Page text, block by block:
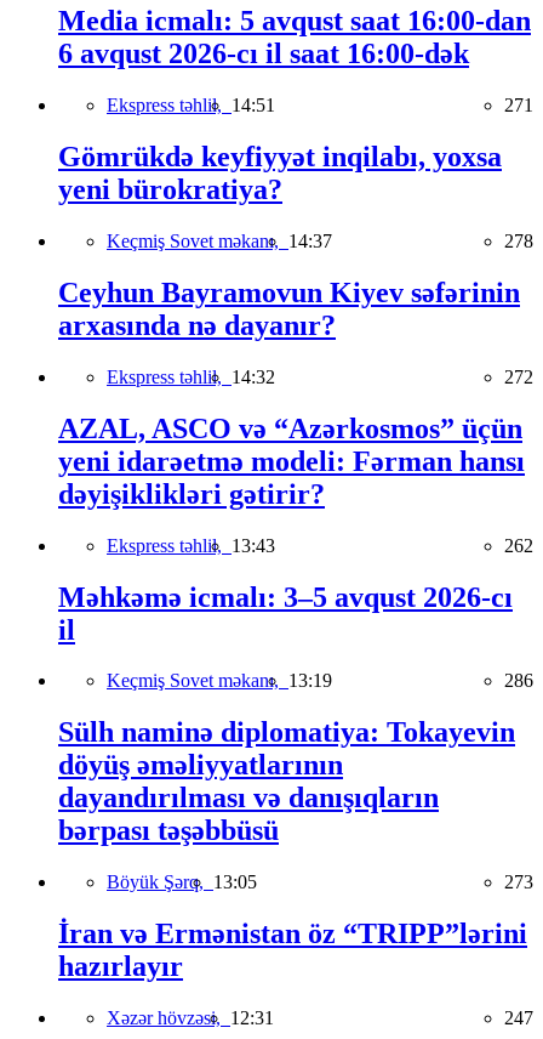
Media icmalı: 5 avqust saat 16:00-dan
6 avqust 2026-cı il saat 16:00-dək
Ekspress təhlil, 14:51 271
Gömrükdə keyfiyyət inqilabı, yoxsa
yeni bürokratiya?
Keçmiş Sovet məkanı, 14:37 278
Ceyhun Bayramovun Kiyev səfərinin
arxasında nə dayanır?
Ekspress təhlil, 14:32 272
AZAL, ASCO və “Azərkosmos” üçün
yeni idarəetmə modeli: Fərman hansı
dəyişiklikləri gətirir?
Ekspress təhlil, 13:43 262
Məhkəmə icmalı: 3–5 avqust 2026-cı
il
Keçmiş Sovet məkanı, 13:19 286
Sülh naminə diplomatiya: Tokayevin
döyüş əməliyyatlarının
dayandırılması və danışıqların
bərpası təşəbbüsü
Böyük Şərq, 13:05 273
İran və Ermənistan öz “TRIPP”lərini
hazırlayır
Xəzər hövzəsi, 12:31 247